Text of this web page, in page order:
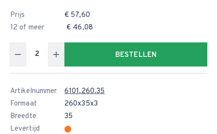
Prijs
€ 57,60
12 of meer
€ 46,08
BESTELLEN
Artikelnummer
6101.260.35
Formaat
260x35x3
Breedte
35
Levertijd